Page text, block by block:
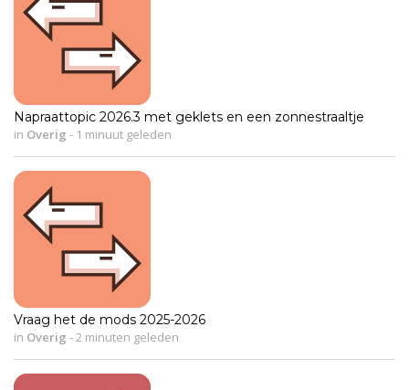
Napraattopic 2026.3 met geklets en een zonnestraaltje
in Overig - 1 minuut geleden
Vraag het de mods 2025-2026
in Overig - 2 minuten geleden